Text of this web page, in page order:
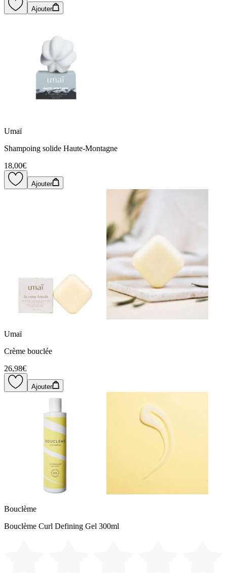
Ajouter
Umaï
Shampoing solide Haute-Montagne
18,00€
Ajouter
Umaï
Crème bouclée
26,98€
Ajouter
Bouclème
Bouclème Curl Defining Gel 300ml